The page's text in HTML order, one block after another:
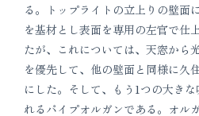
る。トップライトの立上りの壁面
を基材とし表面を専用の左官で仕
たが、これについては、天窓から
を優先して、他の壁面と同様に久
にした。そして、もう1つの大き
れるパイプオルガンである。オル